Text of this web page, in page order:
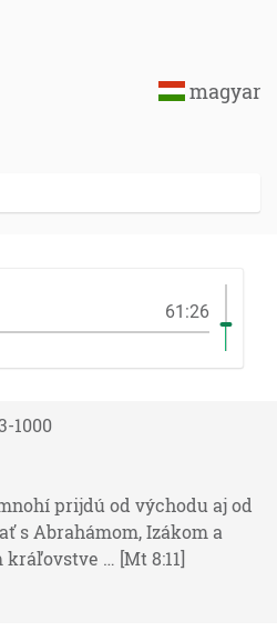
magyar
61:26
1000
prijdú od východu aj od
s Abrahámom, Izákom a
… [Mt 8:11]